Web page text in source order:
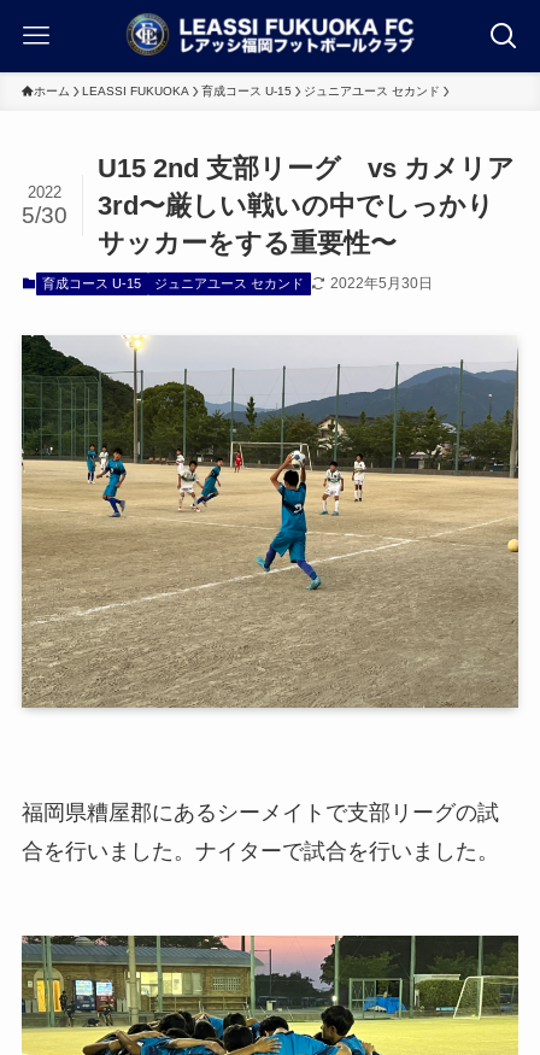
ホーム LEASSI FUKUOKA 育成コース U-15 ジュニアユース セカンド
U15 2nd 支部リーグ vs カメリア
3rd〜厳しい戦いの中でしっかり
サッカーをする重要性〜
2022
5/30
育成コース U-15 ジュニアユース セカンド 2022年5月30日
福岡県糟屋郡にあるシーメイトで支部リーグの試
合を行いました。ナイターで試合を行いました。